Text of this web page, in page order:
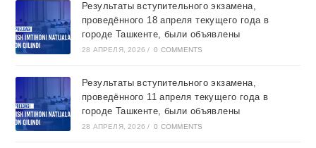
Результаты вступительного экзамена,
проведённого 18 апреля текущего года в
городе Ташкентe, были объявлены
28 АПРЕЛЯ, 2026 / 0 COMMENTS
Результаты вступительного экзамена,
проведённого 11 апреля текущего года в
городе Ташкентe, были объявлены
28 АПРЕЛЯ, 2026 / 0 COMMENTS